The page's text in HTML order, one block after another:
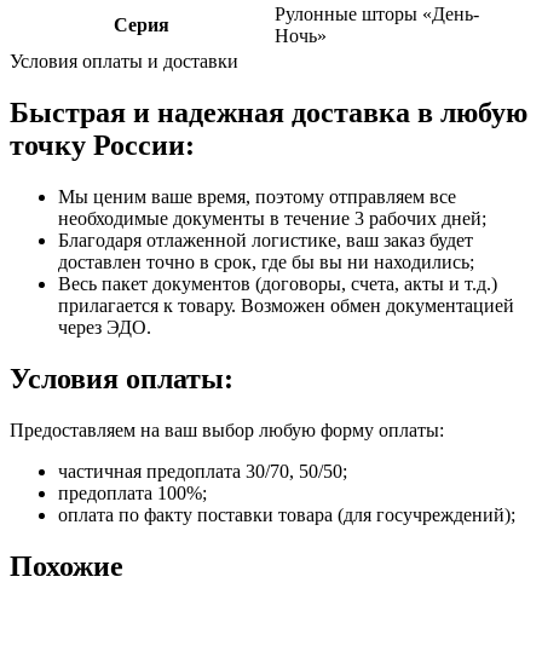
Серия
Рулонные шторы «День-
Ночь»
Условия оплаты и доставки
Быстрая и надежная доставка в любую
точку России:
Мы ценим ваше время, поэтому отправляем все
необходимые документы в течение 3 рабочих дней;
Благодаря отлаженной логистике, ваш заказ будет
доставлен точно в срок, где бы вы ни находились;
Весь пакет документов (договоры, счета, акты и т.д.)
прилагается к товару. Возможен обмен документацией
через ЭДО.
Условия оплаты:
Предоставляем на ваш выбор любую форму оплаты:
частичная предоплата 30/70, 50/50;
предоплата 100%;
оплата по факту поставки товара (для госучреждений);
Похожие